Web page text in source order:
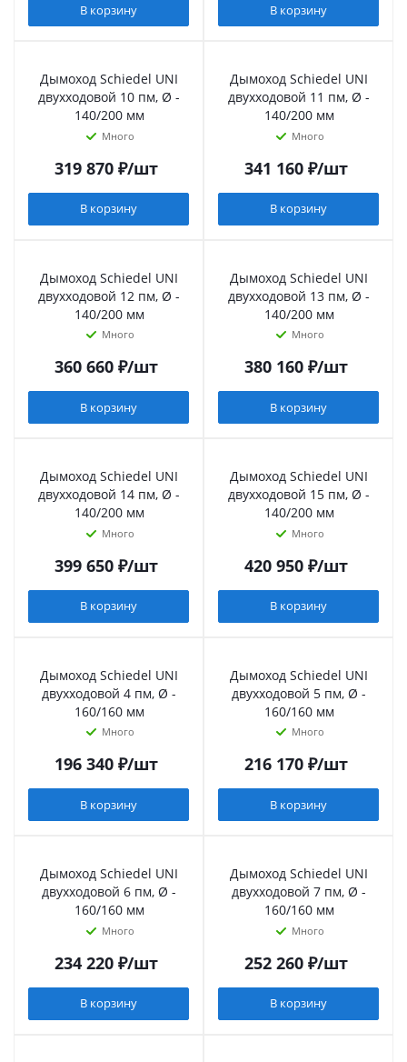
В корзину В корзину
Дымоход Schiedel UNI
двухходовой 10 пм, Ø -
140/200 мм
Много
319 870₽/шт
В корзину
Дымоход Schiedel UNI
двухходовой 11 пм, Ø -
140/200 мм
Много
341 160₽/шт
В корзину
Дымоход Schiedel UNI
двухходовой 12 пм, Ø -
140/200 мм
Много
360 660₽/шт
В корзину
Дымоход Schiedel UNI
двухходовой 13 пм, Ø -
140/200 мм
Много
380 160₽/шт
В корзину
Дымоход Schiedel UNI
двухходовой 14 пм, Ø -
140/200 мм
Много
399 650₽/шт
В корзину
Дымоход Schiedel UNI
двухходовой 15 пм, Ø -
140/200 мм
Много
420 950₽/шт
В корзину
Дымоход Schiedel UNI
двухходовой 4 пм, Ø -
160/160 мм
Много
196 340₽/шт
В корзину
Дымоход Schiedel UNI
двухходовой 5 пм, Ø -
160/160 мм
Много
216 170₽/шт
В корзину
Дымоход Schiedel UNI
двухходовой 6 пм, Ø -
160/160 мм
Много
234 220₽/шт
В корзину
Дымоход Schiedel UNI
двухходовой 7 пм, Ø -
160/160 мм
Много
252 260₽/шт
В корзину